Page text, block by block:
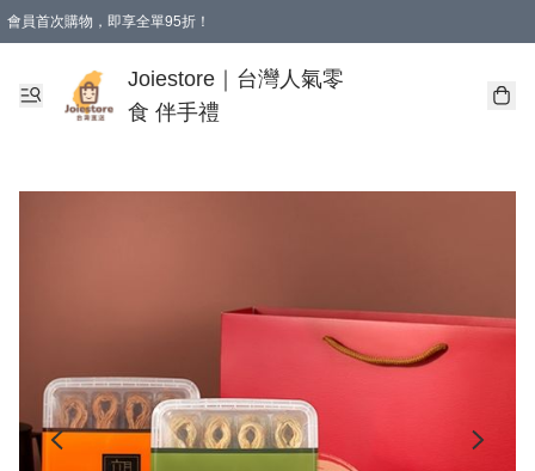
會員首次購物，即享全單95折！
購物滿 HKD 350.00即享免運費優惠！（適用於 本地送貨、本地取貨 )
Joiestore｜台灣人氣零
食 伴手禮